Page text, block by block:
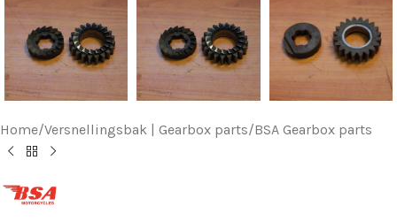
Home/Versnellingsbak | Gearbox parts/BSA Gearbox parts